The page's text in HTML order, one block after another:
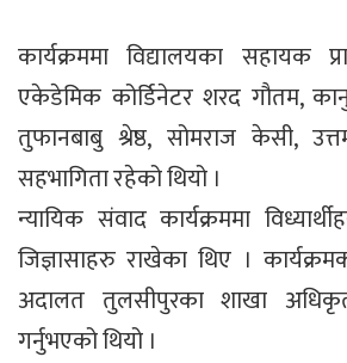
कार्यक्रममा विद्यालयका सहायक
एकेडेमिक कोर्डिनेटर शरद गौतम,
तुफानबाबु श्रेष्ठ, सोमराज केसी,
सहभागिता रहेको थियो ।
न्यायिक संवाद कार्यक्रममा
जिज्ञासाहरु राखेका थिए ।
अदालत तुलसीपुरका शाखा
गर्नुभएको थियो ।